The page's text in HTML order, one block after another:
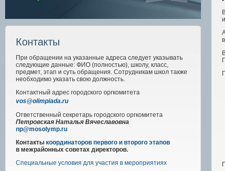
Контакты
При обращении на указанные адреса следует указывать
следующие данные: ФИО (полностью), школу, класс,
предмет, этап и суть обращения. Сотрудникам школ также
необходимо указать свою должность.
Контактный адрес городского оргкомитета
vos@olimpiada.ru
Ответственный секретарь городского оргкомитета
Петровская Наталья Вячеславовна
np@mosolymp.ru
Контакты координаторов первого и второго этапов
в межрайонных советах директоров.
Специальные условия для участия в мероприятиях